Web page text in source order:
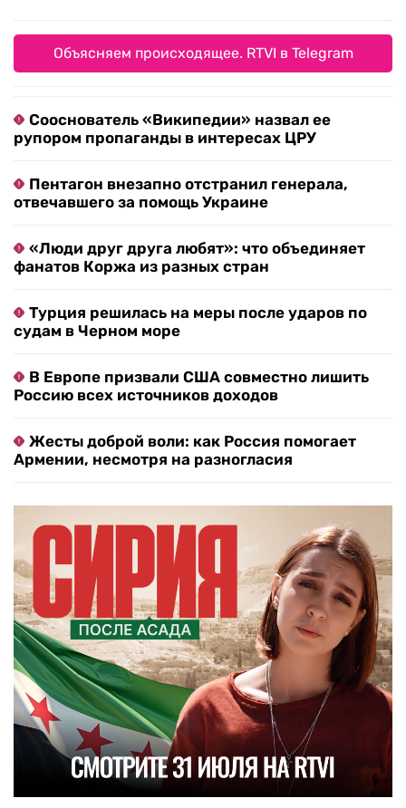
Объясняем происходящее. RTVI в Telegram
Сооснователь «Википедии» назвал ее
рупором пропаганды в интересах ЦРУ
Пентагон внезапно отстранил генерала,
отвечавшего за помощь Украине
«Люди друг друга любят»: что объединяет
фанатов Коржа из разных стран
Турция решилась на меры после ударов по
судам в Черном море
В Европе призвали США совместно лишить
Россию всех источников доходов
Жесты доброй воли: как Россия помогает
Армении, несмотря на разногласия